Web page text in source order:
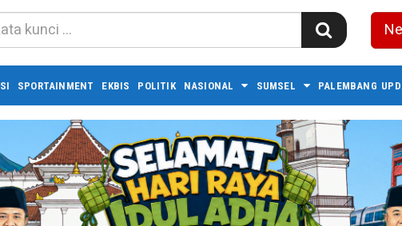
SPORTAINMENT EKBIS POLITIK NASIONAL SUMSEL PALEMBANG